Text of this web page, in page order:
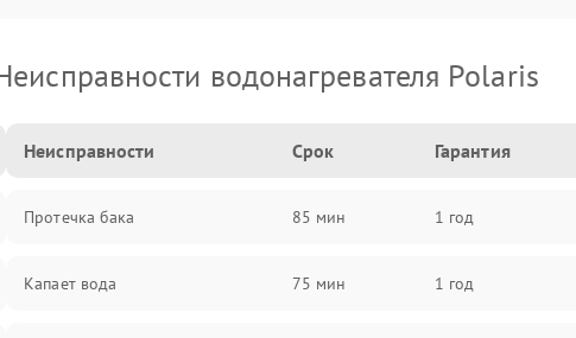
водонагревателя Polaris
Неисправности Срок Гарантия
Протечка бака 85 мин 1 год
Капает вода 75 мин 1 год